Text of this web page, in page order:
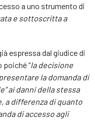
a uno strumento di
e sottoscritta a
espressa dal giudice di
“la decisione
la domanda di
ai danni della stessa
a differenza di quanto
di accesso agli